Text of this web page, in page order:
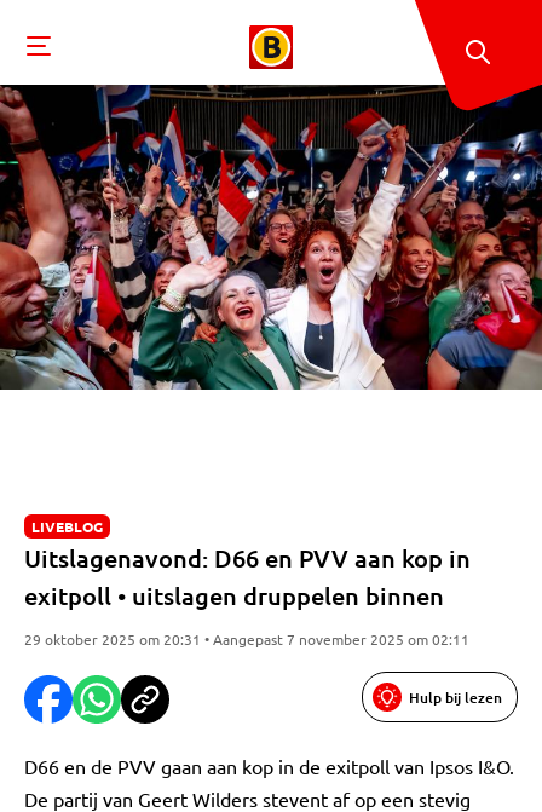
LIVEBLOG
Uitslagenavond: D66 en PVV aan kop in
exitpoll • uitslagen druppelen binnen
29 oktober 2025 om 20:31 • Aangepast 7 november 2025 om 02:11
Hulp bij lezen
D66 en de PVV gaan aan kop in de exitpoll van Ipsos I&O.
De partij van Geert Wilders stevent af op een stevig